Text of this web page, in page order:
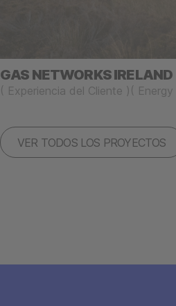
VER TODOS LOS PROYECTOS
GAS NETWORKS IRELAND
( Experiencia del Cliente ) (